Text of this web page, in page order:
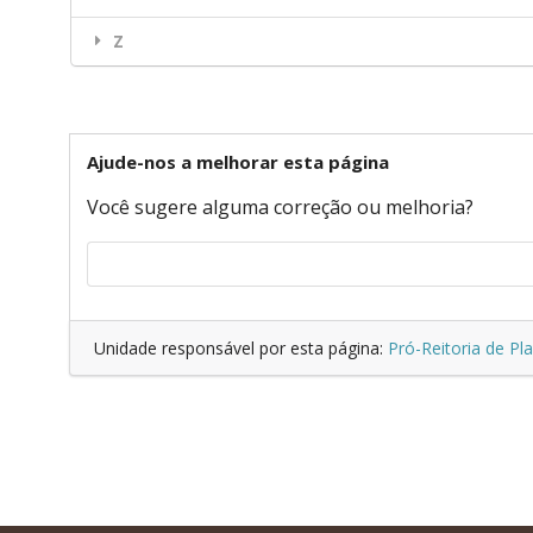
Z
Ajude-nos a melhorar esta página
Você sugere alguma correção ou melhoria?
Unidade responsável por esta página: Pró-Reitoria de